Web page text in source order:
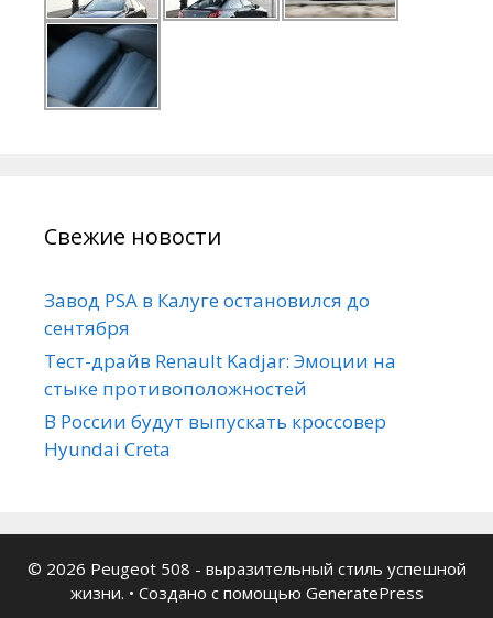
Свежие новости
Завод PSA в Калуге остановился до
сентября
Тест-драйв Renault Kadjar: Эмоции на
стыке противоположностей
В России будут выпускать кроссовер
Hyundai Creta
© 2026 Peugeot 508 - выразительный стиль успешной
жизни. • Создано с помощью GeneratePress